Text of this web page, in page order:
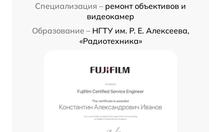
Специализация – ремонт объективов и
видеокамер
Образование – НГТУ им. Р. Е. Алексеева,
«Радиотехника»